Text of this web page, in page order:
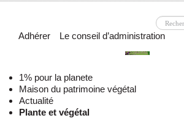
Adhérer Le conseil d’administration
1% pour la planete
Maison du patrimoine végétal
Actualité
Plante et végétal